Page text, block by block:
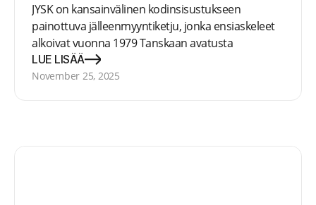
JYSK on kansainvälinen kodinsisustukseen
painottuva jälleenmyyntiketju, jonka ensiaskeleet
alkoivat vuonna 1979 Tanskaan avatusta
myymälästä. Tänään JYSK-konsernilla on yli 3000
myymälää 51 maassa eri puolilla maailmaa.
LUE LISÄÄ
November 25, 2025